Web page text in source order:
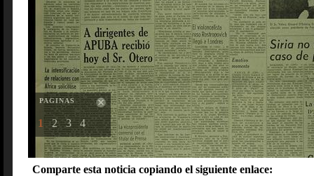
PAGINAS
1 2 3 4
Comparte esta noticia copiando el siguiente enlace: